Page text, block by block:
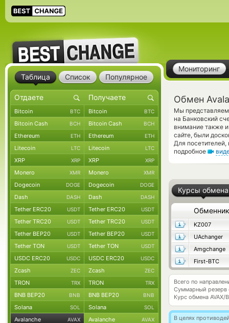
Мониторинг
Обмен
Мы представляем
на Банковский
внимание также
сайте, были
Для
подробное
Курсы обмена
Обменник
KZ007
UAchanger
Amgchange
First-BTC
Всего по
Суммарный резерв
Курс обмена AVAX/
В целях
Таблица Список Популярное
Bitcoin BTC Bitcoin BTC
Bitcoin Cash BCH Bitcoin Cash BCH
Ethereum ETH Ethereum ETH
Litecoin LTC Litecoin LTC
XRP XRP XRP XRP
Monero XMR Monero XMR
Dogecoin DOGE Dogecoin DOGE
Dash DASH Dash DASH
Tether ERC20 USDT Tether ERC20 USDT
Tether TRC20 USDT Tether TRC20 USDT
Tether BEP20 USDT Tether BEP20 USDT
Tether TON USDT Tether TON USDT
USDC ERC20 USDC USDC ERC20 USDC
Zcash ZEC Zcash ZEC
TRON TRX TRON TRX
BNB BEP20 BNB BNB BEP20 BNB
Solana SOL Solana SOL
Avalanche AVAX Avalanche AVAX